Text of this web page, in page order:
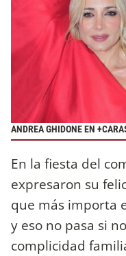
ANDREA GHIDONE EN
En la fiesta del
expresaron su
que más importa
y eso no pasa si
complicidad